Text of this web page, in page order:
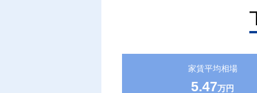
家賃平均相場
5.47万円